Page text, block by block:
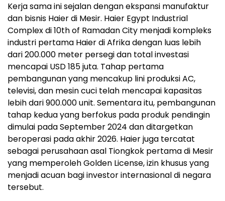
Kerja sama ini sejalan dengan ekspansi manufaktur
dan bisnis Haier di Mesir. Haier Egypt Industrial
Complex di 10th of Ramadan City menjadi kompleks
industri pertama Haier di Afrika dengan luas lebih
dari 200.000 meter persegi dan total investasi
mencapai USD 185 juta. Tahap pertama
pembangunan yang mencakup lini produksi AC,
televisi, dan mesin cuci telah mencapai kapasitas
lebih dari 900.000 unit. Sementara itu, pembangunan
tahap kedua yang berfokus pada produk pendingin
dimulai pada September 2024 dan ditargetkan
beroperasi pada akhir 2026. Haier juga tercatat
sebagai perusahaan asal Tiongkok pertama di Mesir
yang memperoleh Golden License, izin khusus yang
menjadi acuan bagi investor internasional di negara
tersebut.